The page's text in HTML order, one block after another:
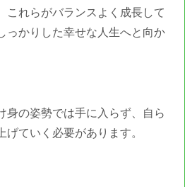
これらがバランスよく成長して
っかりした幸せな人生へと向か
身の姿勢では手に入らず、自ら
ていく必要があります。